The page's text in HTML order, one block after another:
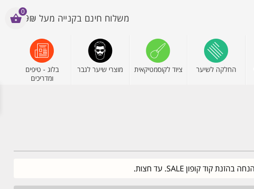
משלוח חינם בקנייה מעל 199₪
החלקה לשיער ציוד לקוסמטיקאית מוצרי שיער לגבר
בלוג - טיפים
ומדריכים
0